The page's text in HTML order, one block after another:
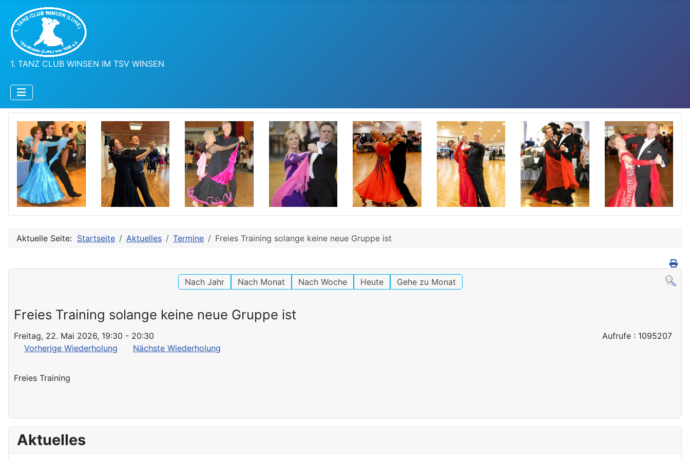
1. TANZ CLUB WINSEN IM TSV WINSEN
Aktuelle Seite: Startseite Aktuelles Termine Freies Training solange keine neue Gruppe ist
Nach Jahr Nach Monat Nach Woche Heute Gehe zu Monat
Freies Training solange keine neue Gruppe ist
Freitag, 22. Mai 2026, 19:30 - 20:30
Vorherige Wiederholung
Nächste Wiederholung
Aufrufe : 1095207
Freies Training
Aktuelles